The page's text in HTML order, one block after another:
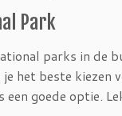
Park
parks in de
het beste
een goede optie.